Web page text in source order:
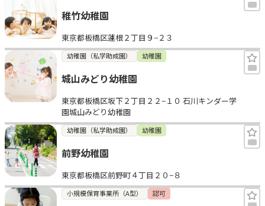
稚竹幼稚園
東京都板橋区蓮根２丁目９−２３
幼稚園（私学助成園） 幼稚園
城山みどり幼稚園
東京都板橋区坂下２丁目２２−１０ 石川キンダー学
園城山みどり幼稚園
幼稚園（私学助成園） 幼稚園
前野幼稚園
東京都板橋区前野町４丁目２０−８
小規模保育事業所（A型） 認可